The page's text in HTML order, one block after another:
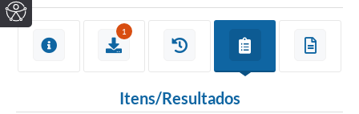
1
Itens/Resultados